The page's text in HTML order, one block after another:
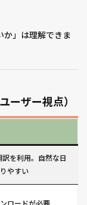
か」は理解できま
ザー視点）
を利用。自然な日
やすい